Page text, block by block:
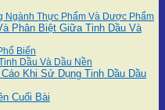
Ngành Thực Phẩm Và Dược Phẩm
Phân Biệt Giữa Tinh Dầu Và
Biến
Dầu Và Dầu Nền
Khi Sử Dụng Tinh Dầu Dầu
Cuối Bài